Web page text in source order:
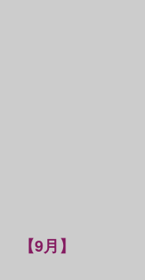
【9月】